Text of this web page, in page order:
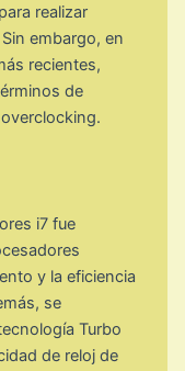
realizar
embargo, en
recientes,
de
i7 fue
y la eficiencia
se
Turbo
de reloj de